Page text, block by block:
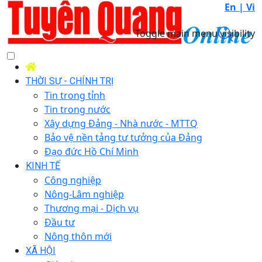
En | Vi
Toggle main menu visibility
THỜI SỰ - CHÍNH TRỊ
Tin trong tỉnh
Tin trong nước
Xây dựng Đảng - Nhà nước - MTTQ
Bảo vệ nền tảng tư tưởng của Đảng
Đạo đức Hồ Chí Minh
KINH TẾ
Công nghiệp
Nông-Lâm nghiệp
Thương mại - Dịch vụ
Đầu tư
Nông thôn mới
XÃ HỘI